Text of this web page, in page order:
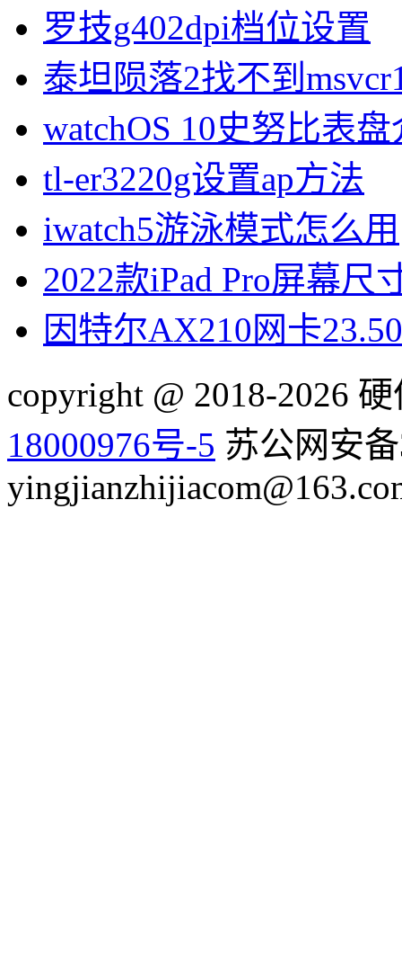
罗技g402dpi档位设置
泰坦陨落2找不到
watchOS 10史努比表
tl-er3220g设置ap方法
iwatch5游泳模式怎么用
2022款iPad Pro屏幕尺
因特尔AX210网卡
copyright @ 2018-2026
18000976号-5 苏公网安